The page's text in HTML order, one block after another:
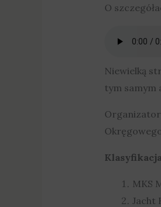
O
Niewielką
tym samym
MKS
Jacht